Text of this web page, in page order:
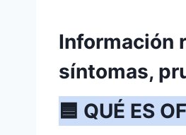
Información
síntomas,
🟦 QUÉ ES